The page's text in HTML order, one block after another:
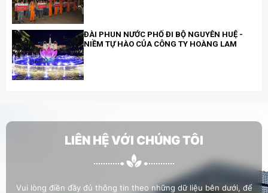
ĐÀI PHUN NƯỚC PHỐ ĐI BỘ NGUYỄN HUỆ -
NIỀM TỰ HÀO CỦA CÔNG TY HOÀNG LAM
HOÀNG LAM THAM GIA, HỔ TRỢ LỄ TRỒNG
CÂY 19/5/2022
LIÊN HỆ VỚI CHÚNG TÔI
Vui lòng điền đầy đủ thông tin theo những dữ liệu bên dưới, để